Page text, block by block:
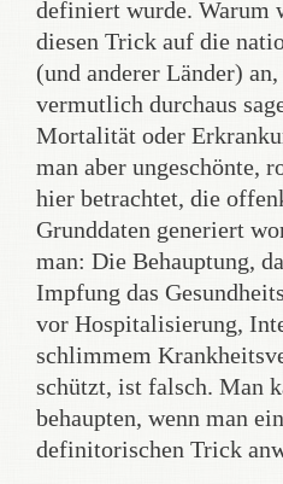
definiert wurde. Warum
diesen Trick auf die
(und anderer Länder)
vermutlich durchaus
Mortalität oder
man aber ungeschönte,
hier betrachtet, die
Grunddaten generiert
man: Die Behauptung,
Impfung das
vor Hospitalisierung,
schlimmem
schützt, ist falsch. Man
behaupten, wenn man
definitorischen Trick